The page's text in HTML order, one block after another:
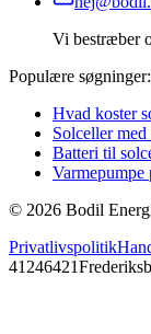
Vi bestræber
Populære søgninger:
Hvad koster
Solceller med
Batteri til
Varmepumpe
© 2026 Bodil
Privatlivspolitik
41246421